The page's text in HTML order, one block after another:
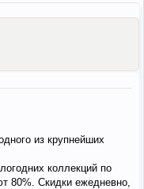
из крупнейших
коллекций по
80%. Скидки ежедневно,